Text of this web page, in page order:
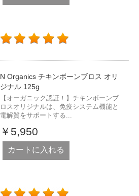
N Organics チキンボーンブロス オリ
ジナル 125g
【オーガニック認証！】チキンボーンブ
ロスオリジナルは、免疫システム機能と
電解質をサポートする...
￥5,950
カートに入れる